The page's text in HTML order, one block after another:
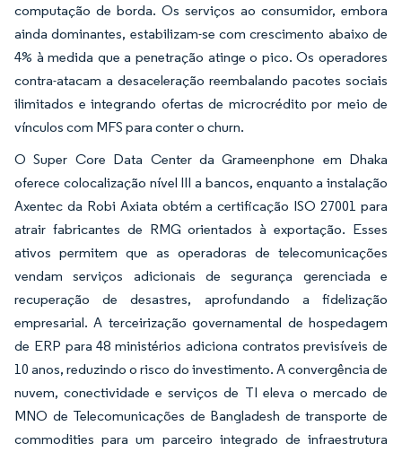
computação de borda. Os serviços ao consumidor, embora
ainda dominantes, estabilizam-se com crescimento abaixo de
4% à medida que a penetração atinge o pico. Os operadores
contra-atacam a desaceleração reembalando pacotes sociais
ilimitados e integrando ofertas de microcrédito por meio de
vínculos com MFS para conter o churn.
O Super Core Data Center da Grameenphone em Dhaka
oferece colocalização nível III a bancos, enquanto a instalação
Axentec da Robi Axiata obtém a certificação ISO 27001 para
atrair fabricantes de RMG orientados à exportação. Esses
ativos permitem que as operadoras de telecomunicações
vendam serviços adicionais de segurança gerenciada e
recuperação de desastres, aprofundando a fidelização
empresarial. A terceirização governamental de hospedagem
de ERP para 48 ministérios adiciona contratos previsíveis de
10 anos, reduzindo o risco do investimento. A convergência de
nuvem, conectividade e serviços de TI eleva o mercado de
MNO de Telecomunicações de Bangladesh de transporte de
commodities para um parceiro integrado de infraestrutura